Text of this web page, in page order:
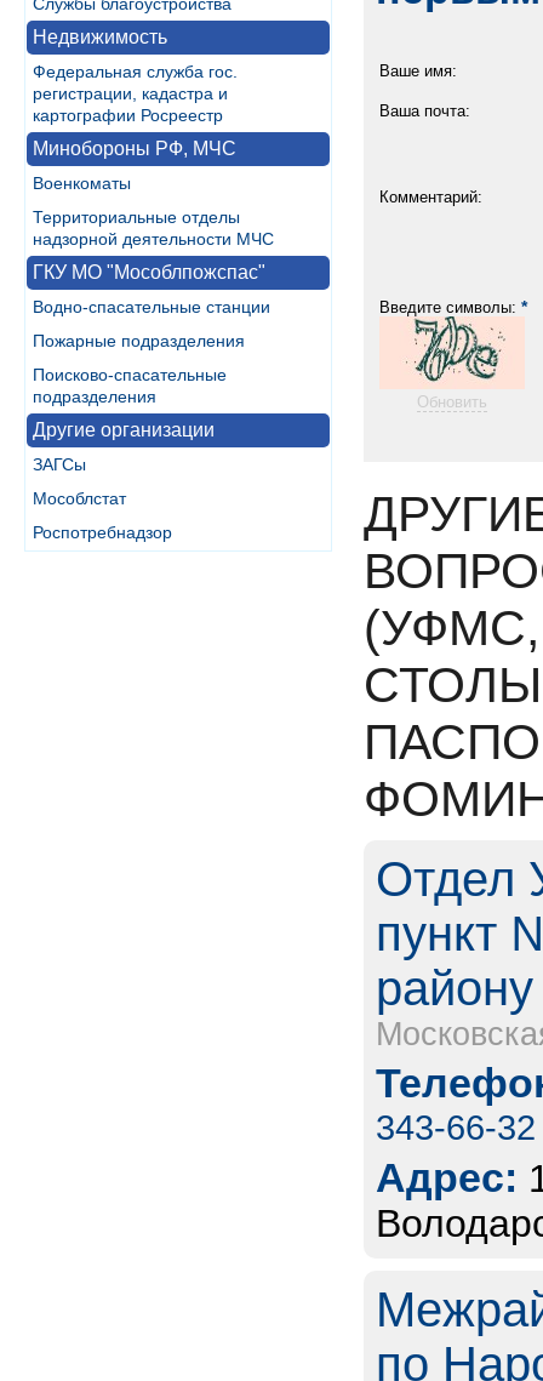
Недвижимость
Федеральная служба гос.
регистрации, кадастра и
картографии Росреестр
Минобороны РФ, МЧС
Военкоматы
Территориальные отделы
надзорной деятельности МЧС
ГКУ МО "Мособлпожспас"
Водно-спасательные станции
Пожарные подразделения
Поисково-спасательные
подразделения
Другие организации
ЗАГСы
Мособлстат
Роспотребнадзор
Ваше имя:
Ваша почта:
Комментарий:
Введите символы: *
Обновить
Отдел
пункт
району
343-66-32
Адрес:
по